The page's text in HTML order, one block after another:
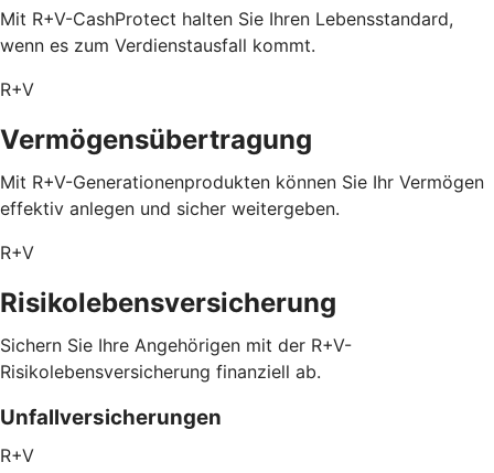
Mit R+V-CashProtect halten Sie Ihren Lebensstandard,
wenn es zum Verdienstausfall kommt.
R+V
Vermögensübertragung
Mit R+V-Generationenprodukten können Sie Ihr Vermögen
effektiv anlegen und sicher weitergeben.
R+V
Risikolebensversicherung
Sichern Sie Ihre Angehörigen mit der R+V-
Risikolebensversicherung finanziell ab.
Unfallversicherungen
R+V